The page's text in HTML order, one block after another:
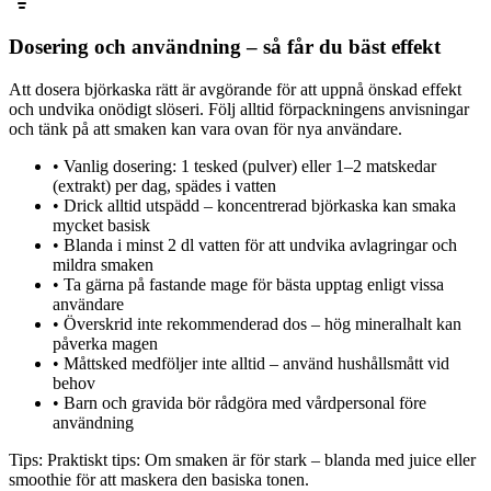
Dosering och användning – så får du bäst effekt
Att dosera björkaska rätt är avgörande för att uppnå önskad effekt
och undvika onödigt slöseri. Följ alltid förpackningens anvisningar
och tänk på att smaken kan vara ovan för nya användare.
• Vanlig dosering: 1 tesked (pulver) eller 1–2 matskedar
(extrakt) per dag, spädes i vatten
• Drick alltid utspädd – koncentrerad björkaska kan smaka
mycket basisk
• Blanda i minst 2 dl vatten för att undvika avlagringar och
mildra smaken
• Ta gärna på fastande mage för bästa upptag enligt vissa
användare
• Överskrid inte rekommenderad dos – hög mineralhalt kan
påverka magen
• Måttsked medföljer inte alltid – använd hushållsmått vid
behov
• Barn och gravida bör rådgöra med vårdpersonal före
användning
Tips: Praktiskt tips: Om smaken är för stark – blanda med juice eller
smoothie för att maskera den basiska tonen.